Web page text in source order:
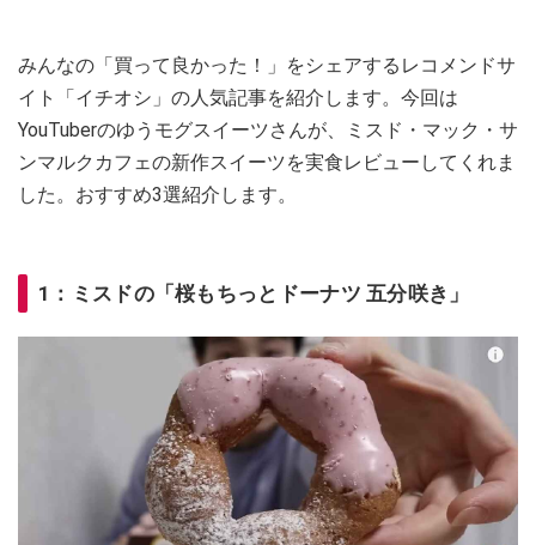
みんなの「買って良かった！」をシェアするレコメンドサ
イト「イチオシ」の人気記事を紹介します。今回は
YouTuberのゆうモグスイーツさんが、ミスド・マック・サ
ンマルクカフェの新作スイーツを実食レビューしてくれま
した。おすすめ3選紹介します。
1：ミスドの「桜もちっとドーナツ 五分咲き」